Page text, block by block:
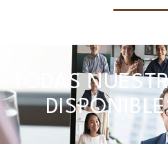
TODAS